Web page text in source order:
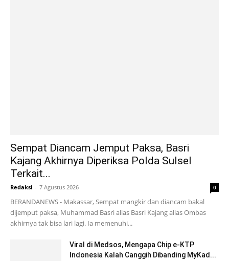
Sempat Diancam Jemput Paksa, Basri
Kajang Akhirnya Diperiksa Polda Sulsel
Terkait...
Redaksi - 7 Agustus 2026 0
BERANDANEWS - Makassar, Sempat mangkir dan diancam bakal
dijemput paksa, Muhammad Basri alias Basri Kajang alias Ombas
akhirnya tak bisa lari lagi. Ia memenuhi...
Viral di Medsos, Mengapa Chip e-KTP
Indonesia Kalah Canggih Dibanding MyKad...